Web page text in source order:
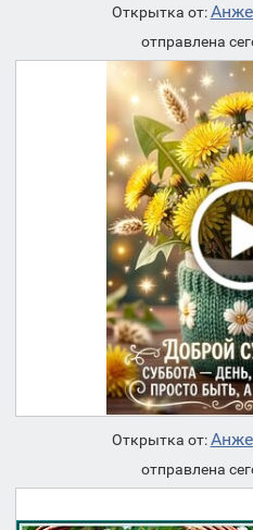
Открытка от:
отправлена
Открытка от:
отправлена